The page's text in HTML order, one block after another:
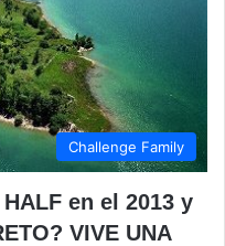
Challenge Family
en el 2013 y
VIVE UNA